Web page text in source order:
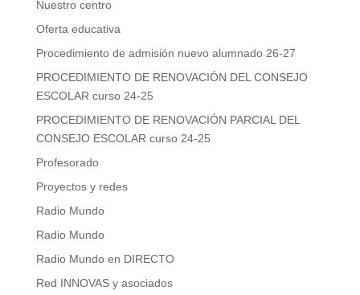
Nuestro centro
Oferta educativa
Procedimiento de admisión nuevo alumnado 26-27
PROCEDIMIENTO DE RENOVACIÓN DEL CONSEJO
ESCOLAR curso 24-25
PROCEDIMIENTO DE RENOVACIÓN PARCIAL DEL
CONSEJO ESCOLAR curso 24-25
Profesorado
Proyectos y redes
Radio Mundo
Radio Mundo
Radio Mundo en DIRECTO
Red INNOVAS y asociados